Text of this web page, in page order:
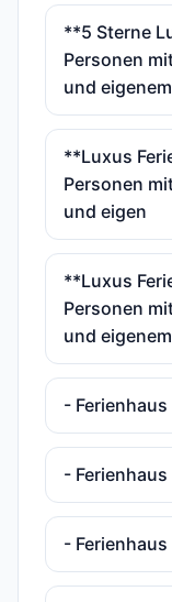
**5 Sterne
Personen
und
**Luxus
Personen
und eigen
**Luxus
Personen
und
-
-
-